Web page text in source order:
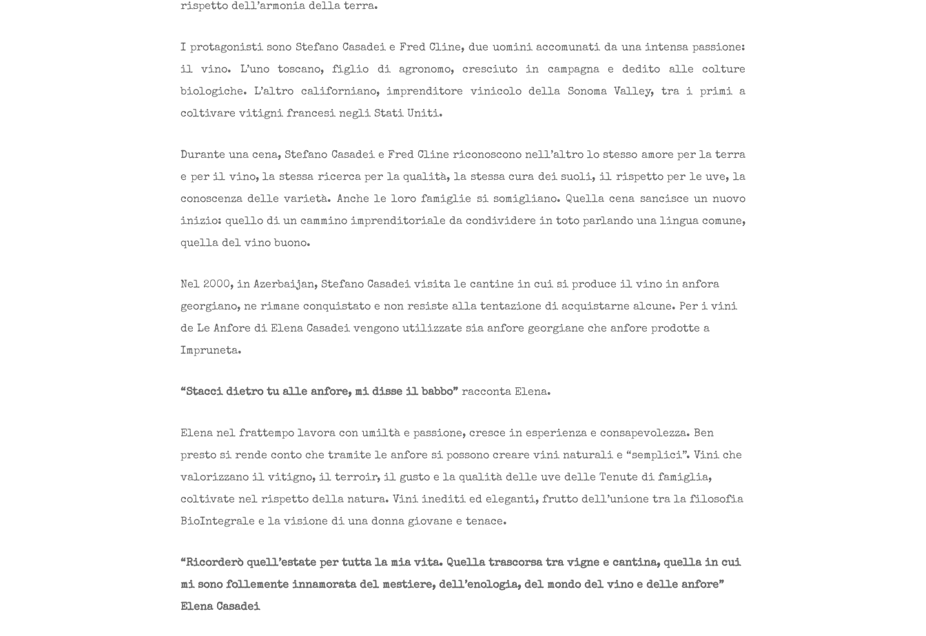
rispetto dell’armonia della terra.
I protagonisti sono Stefano Casadei e Fred Cline, due uomini accomunati da una intensa passione:
il vino. L’uno toscano, figlio di agronomo, cresciuto in campagna e dedito alle colture
biologiche. L’altro californiano, imprenditore vinicolo della Sonoma Valley, tra i primi a
coltivare vitigni francesi negli Stati Uniti.
Durante una cena, Stefano Casadei e Fred Cline riconoscono nell’altro lo stesso amore per la terra
e per il vino, la stessa ricerca per la qualità, la stessa cura dei suoli, il rispetto per le uve, la
conoscenza delle varietà. Anche le loro famiglie si somigliano. Quella cena sancisce un nuovo
inizio: quello di un cammino imprenditoriale da condividere in toto parlando una lingua comune,
quella del vino buono.
Nel 2000, in Azerbaijan, Stefano Casadei visita le cantine in cui si produce il vino in anfora
georgiano, ne rimane conquistato e non resiste alla tentazione di acquistarne alcune. Per i vini
de Le Anfore di Elena Casadei vengono utilizzate sia anfore georgiane che anfore prodotte a
Impruneta.
“Stacci dietro tu alle anfore, mi disse il babbo” racconta Elena.
Elena nel frattempo lavora con umiltà e passione, cresce in esperienza e consapevolezza. Ben
presto si rende conto che tramite le anfore si possono creare vini naturali e “semplici”. Vini che
valorizzano il vitigno, il terroir, il gusto e la qualità delle uve delle Tenute di famiglia,
coltivate nel rispetto della natura. Vini inediti ed eleganti, frutto dell’unione tra la filosofia
BioIntegrale e la visione di una donna giovane e tenace.
“Ricorderò quell’estate per tutta la mia vita. Quella trascorsa tra vigne e cantina, quella in cui
mi sono follemente innamorata del mestiere, dell’enologia, del mondo del vino e delle anfore”
Elena Casadei